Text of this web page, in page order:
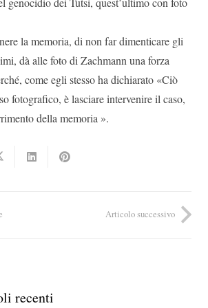
la memoria, di non far dimenticare gli
dà alle foto di Zachmann una forza
come egli stesso ha dichiarato «Ciò
fotografico, è lasciare intervenire il caso,
della memoria ».
Articolo successivo
recenti